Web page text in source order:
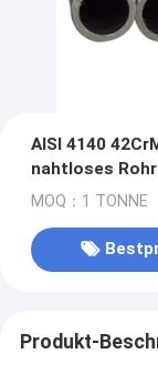
AISI 4140
nahtloses
MOQ：1 TONNE
Produkt-